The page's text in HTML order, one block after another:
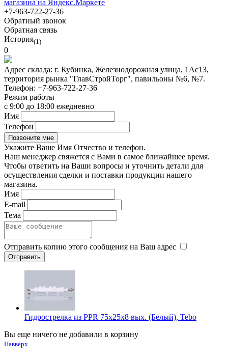
+7-963-722-27-36
Обратный звонок
Обратная связь
История(1)
0
Адрес склада: г. Кубинка, Железнодорожная улица, 1Ас13,
территория рынка "ГлавСтройТорг", павильоны №6, №7.
Телефон: +7-963-722-27-36
Режим работы
с 9:00 до 18:00 ежедневно
Имя
Телефон
Укажите Ваше Имя Отчество и телефон.
Наш менеджер свяжется с Вами в самое ближайшее время.
Чтобы ответить на Ваши вопросы и уточнить детали для
осуществления сделки и поставки продукции нашего
магазина.
Имя
E-mail
Тема
Отправить копию этого сообщения на Ваш адрес
Гидрострелка из PPR 75x25x8 вых. (Белый), Tebo
Вы еще ничего не добавили в корзину
Навверх